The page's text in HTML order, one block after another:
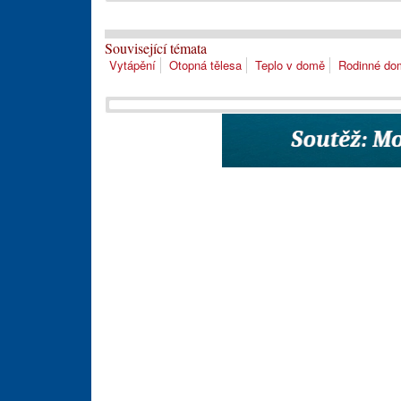
Související témata
Vytápění Otopná tělesa Teplo v domě Rodinné